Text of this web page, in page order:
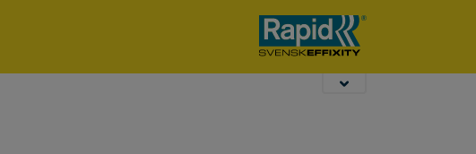
dziurkacze
biurowe